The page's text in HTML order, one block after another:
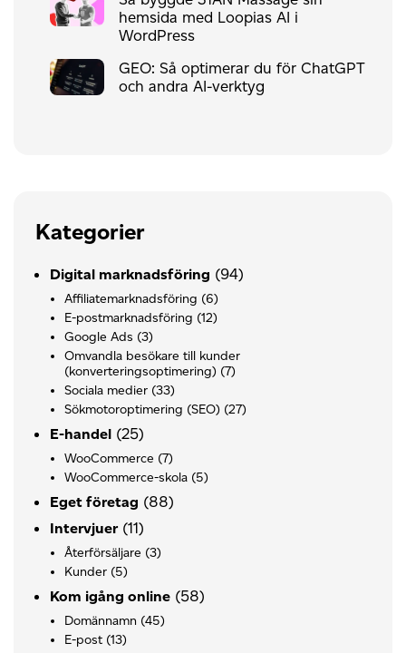
hemsida med Loopias AI i
WordPress
GEO: Så optimerar du för ChatGPT
och andra AI-verktyg
Kategorier
Digital marknadsföring (94)
Affiliatemarknadsföring (6)
E-postmarknadsföring (12)
Google Ads (3)
Omvandla besökare till kunder
(konverteringsoptimering) (7)
Sociala medier (33)
Sökmotoroptimering (SEO) (27)
E-handel (25)
WooCommerce (7)
WooCommerce-skola (5)
Eget företag (88)
Intervjuer (11)
Återförsäljare (3)
Kunder (5)
Kom igång online (58)
Domännamn (45)
E-post (13)